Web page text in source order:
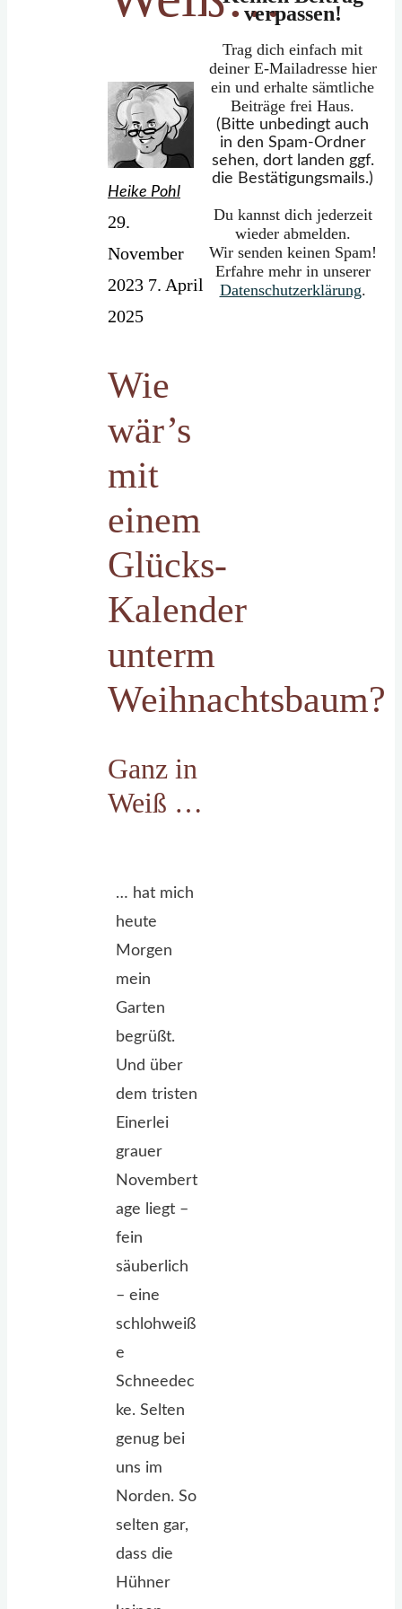
Heike Pohl
29.
November
2023 7. April
2025
Wie
wär’s
mit
einem
Glücks-
Kalender
unterm
Weihnachtsbaum?
Ganz in
Weiß …
… hat mich
heute
Morgen
mein
Garten
begrüßt.
Und über
dem tristen
Einerlei
grauer
Novembert
age liegt –
fein
säuberlich
– eine
schlohweiß
e
Schneedec
ke. Selten
genug bei
uns im
Norden. So
selten gar,
dass die
Hühner
verpassen!
Trag dich einfach mit
deiner E-Mailadresse hier
ein und erhalte sämtliche
Beiträge frei Haus.
(Bitte unbedingt auch
in den Spam-Ordner
sehen, dort landen ggf.
die Bestätigungsmails.)
Du kannst dich jederzeit
wieder abmelden.
Wir senden keinen Spam!
Erfahre mehr in unserer
Datenschutzerklärung.